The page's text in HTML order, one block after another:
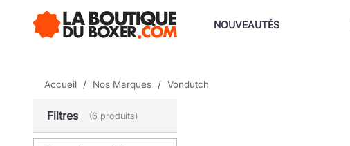
NOUVEAUTÉS
Accueil Nos Marques Vondutch
Filtres (6 produits)